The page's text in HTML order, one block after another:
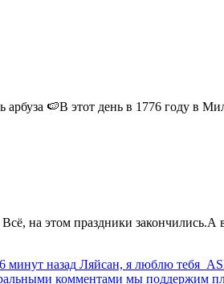
🍉В этот день в 1776 году в
на этом праздники закончились.А
минут назад Ляйсан, я люблю тебя
комментами мы поддержим